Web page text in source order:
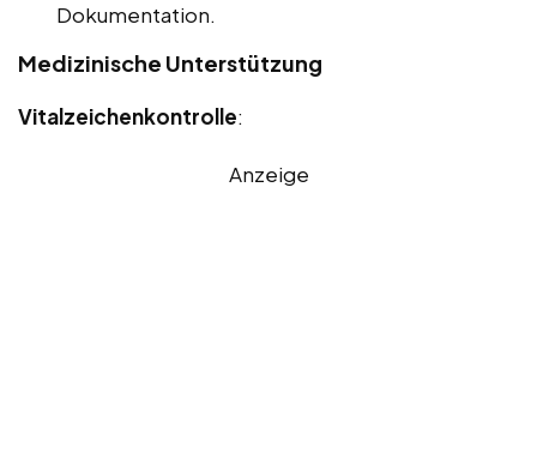
Dokumentation.
Medizinische Unterstützung
Vitalzeichenkontrolle:
Anzeige